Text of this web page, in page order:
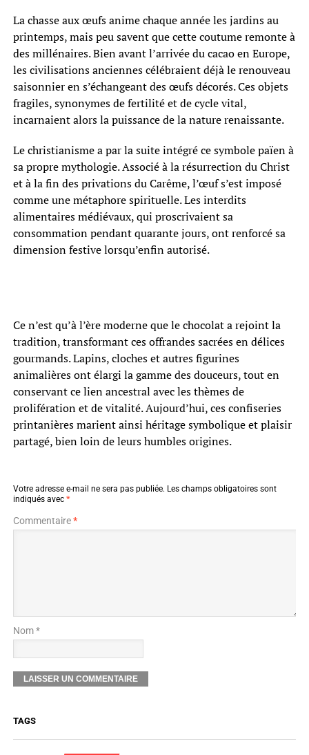
La chasse aux œufs anime chaque année les jardins au
printemps, mais peu savent que cette coutume remonte à
des millénaires. Bien avant l’arrivée du cacao en Europe,
les civilisations anciennes célébraient déjà le renouveau
saisonnier en s’échangeant des œufs décorés. Ces objets
fragiles, synonymes de fertilité et de cycle vital,
incarnaient alors la puissance de la nature renaissante.
Le christianisme a par la suite intégré ce symbole païen à
sa propre mythologie. Associé à la résurrection du Christ
et à la fin des privations du Carême, l’œuf s’est imposé
comme une métaphore spirituelle. Les interdits
alimentaires médiévaux, qui proscrivaient sa
consommation pendant quarante jours, ont renforcé sa
dimension festive lorsqu’enfin autorisé.
Ce n’est qu’à l’ère moderne que le chocolat a rejoint la
tradition, transformant ces offrandes sacrées en délices
gourmands. Lapins, cloches et autres figurines
animalières ont élargi la gamme des douceurs, tout en
conservant ce lien ancestral avec les thèmes de
prolifération et de vitalité. Aujourd’hui, ces confiseries
printanières marient ainsi héritage symbolique et plaisir
partagé, bien loin de leurs humbles origines.
Votre adresse e-mail ne sera pas publiée. Les champs obligatoires sont
indiqués avec *
Commentaire*
Nom *
TAGS